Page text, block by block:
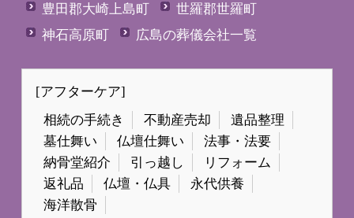
豊田郡大崎上島町
世羅郡世羅町
神石高原町
広島の葬儀会社一覧
[アフターケア]
相続の手続き
不動産売却
遺品整理
墓仕舞い
仏壇仕舞い
法事・法要
納骨堂紹介
引っ越し
リフォーム
返礼品
仏壇・仏具
永代供養
海洋散骨